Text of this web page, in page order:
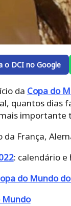
o DCI no Google
da Copa do
quantos dias
França,
: calendário e
do Mundo
Mundo